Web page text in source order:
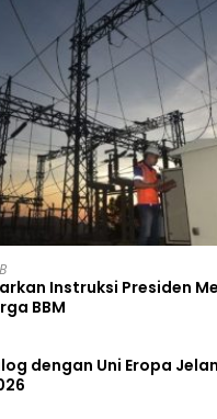
Instruksi Presiden
BBM
dengan Uni Eropa